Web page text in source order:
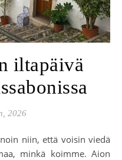
iltapäivä
2026
minkä koimme. Aion